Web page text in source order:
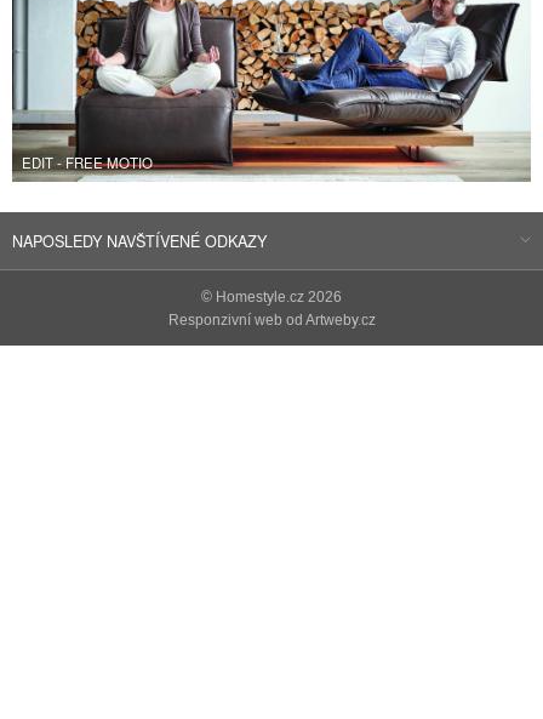
EDIT - FREE MOTIO
NAPOSLEDY NAVŠTÍVENÉ ODKAZY
© Homestyle.cz 2026
Responzivní web od Artweby.cz